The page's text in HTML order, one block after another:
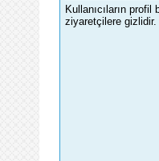
Kullanıcıların profil
ziyaretçilere gizlidir.